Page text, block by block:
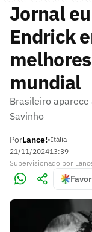
Jornal
Endrick
mundial
Brasileiro
Savinho
PorLance!•Itália
21/11/202413:39
Supervisionado por